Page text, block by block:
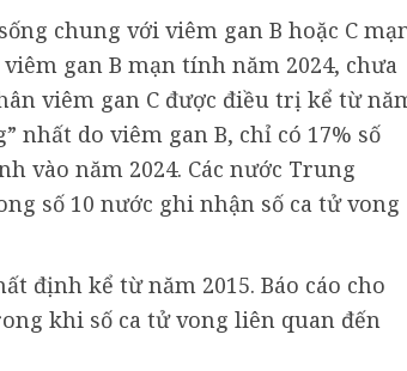
chung với viêm gan B hoặc C
gan B mạn tính năm 2024, chưa
viêm gan C được điều trị kể từ
nhất do viêm gan B, chỉ có 17% số
vào năm 2024. Các nước Trung
số 10 nước ghi nhận số ca tử vong
định kể từ năm 2015. Báo cáo cho
khi số ca tử vong liên quan đến